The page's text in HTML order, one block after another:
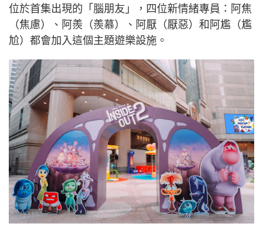
位於首集出現的「腦朋友」，四位新情緒專員：阿焦
（焦慮）、阿羨（羨慕）、阿厭（厭惡）和阿尷（尷
尬）都會加入這個主題遊樂設施。